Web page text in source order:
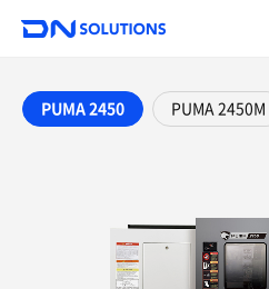
N
l
u PUMA 2450
PUMA 2450M